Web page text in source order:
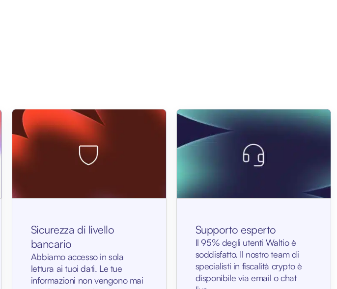
Sicurezza di livello
bancario
Abbiamo accesso in sola
lettura ai tuoi dati. Le tue
informazioni non vengono mai
Supporto esperto
Il 95% degli utenti Waltio è
soddisfatto. Il nostro team di
specialisti in fiscalità crypto è
disponibile via email o chat